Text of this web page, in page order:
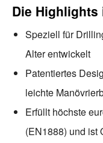
Die
Speziell für
Alter entwickelt
Patentiertes
leichte
Erfüllt höchste
(EN1888) und ist